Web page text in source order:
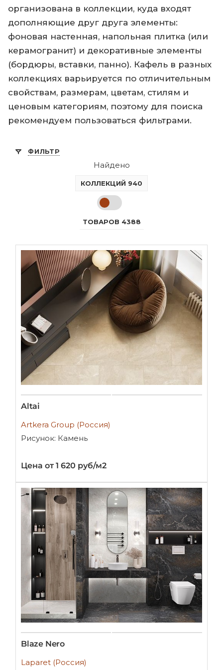
организована в коллекции, куда входят
дополняющие друг друга элементы:
фоновая настенная, напольная плитка (или
керамогранит) и декоративные элементы
(бордюры, вставки, панно). Кафель в разных
коллекциях варьируется по отличительным
свойствам, размерам, цветам, стилям и
ценовым категориям, поэтому для поиска
рекомендуем пользоваться фильтрами.
ФИЛЬТР
Найдено
КОЛЛЕКЦИЙ 940
ТОВАРОВ 4388
Altai
Artkera Group (Россия)
Рисунок: Камень
Цена от 1 620 руб/м2
Blaze Nero
Laparet (Россия)